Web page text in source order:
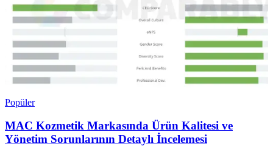
Popüler
MAC Kozmetik Markasında Ürün Kalitesi ve
Yönetim Sorunlarının Detaylı İncelemesi